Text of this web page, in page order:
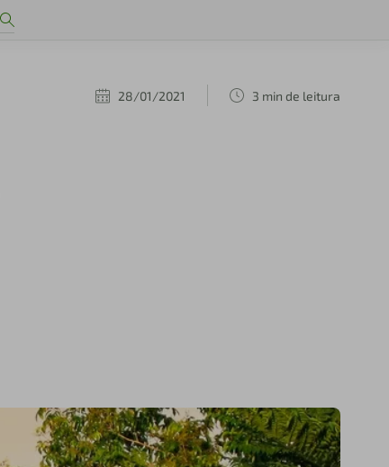
28/01/2021 3 min de leitura